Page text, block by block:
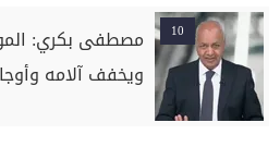
10
مصطفى بكري:
ويخفف آلامه